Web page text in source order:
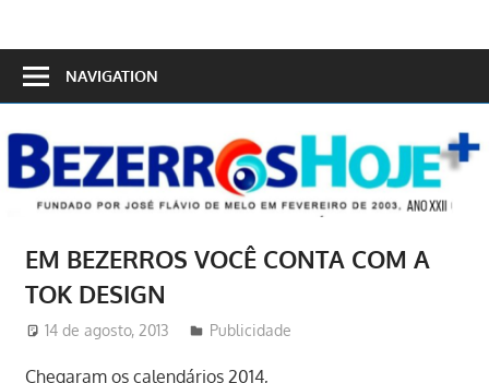
content
Bezerros
Hoje
NAVIGATION
EM BEZERROS VOCÊ CONTA COM A
TOK DESIGN
14 de agosto, 2013 Redator
Publicidade
Chegaram os calendários 2014,